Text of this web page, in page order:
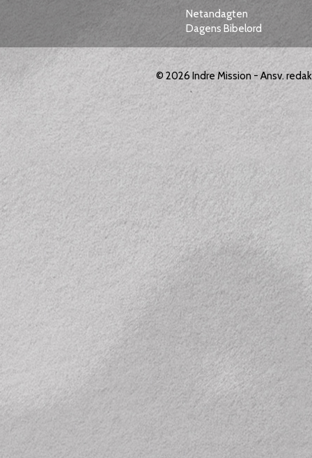
Netandagten
Dagens Bibelord
© 2026 Indre Mission - Ansv.